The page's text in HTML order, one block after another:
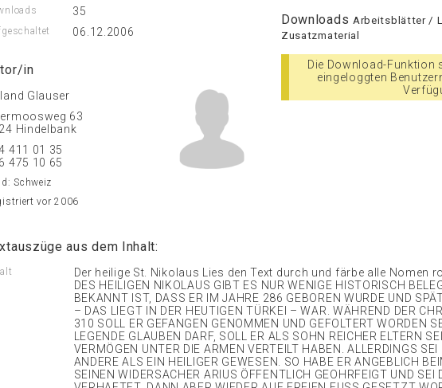
35
06.12.2006
in
Glauser
63
Hindelbank
411 01 35
475 10 65
Schweiz
vor 2006
Downloads Arbeitsblätter /
Zusatzmaterial
Die Download-Funktion
eingeloggten
aus dem Inhalt:
Der heilige St. Nikolaus Lies den Text durch und färbe alle Nomen
DES HEILIGEN NIKOLAUS GIBT ES NUR WENIGE HISTORISCH
BEKANNT IST, DASS ER IM JAHRE 286 GEBOREN WURDE UND
– DAS LIEGT IN DER HEUTIGEN TÜRKEI – WAR. WÄHREND DER
310 SOLL ER GEFANGEN GENOMMEN UND GEFOLTERT WORDEN
LEGENDE GLAUBEN DARF, SOLL ER ALS SOHN REICHER ELTERN
VERMÖGEN UNTER DIE ARMEN VERTEILT HABEN. ALLERDINGS
ANDERE ALS EIN HEILIGER GEWESEN. SO HABE ER ANGEBLICH
SEINEN WIDERSACHER ARIUS ÖFFENTLICH GEOHRFEIGT UND SEI